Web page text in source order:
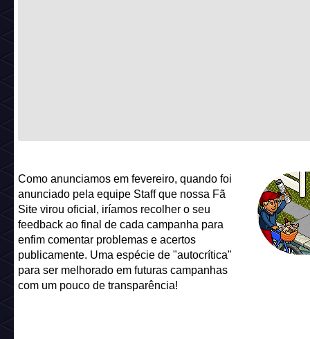
Como anunciamos em fevereiro, quando foi
anunciado pela equipe Staff que nossa Fã
Site virou oficial, iríamos recolher o seu
feedback ao final de cada campanha para
enfim comentar problemas e acertos
publicamente. Uma espécie de "autocrítica"
para ser melhorado em futuras campanhas
com um pouco de transparência!